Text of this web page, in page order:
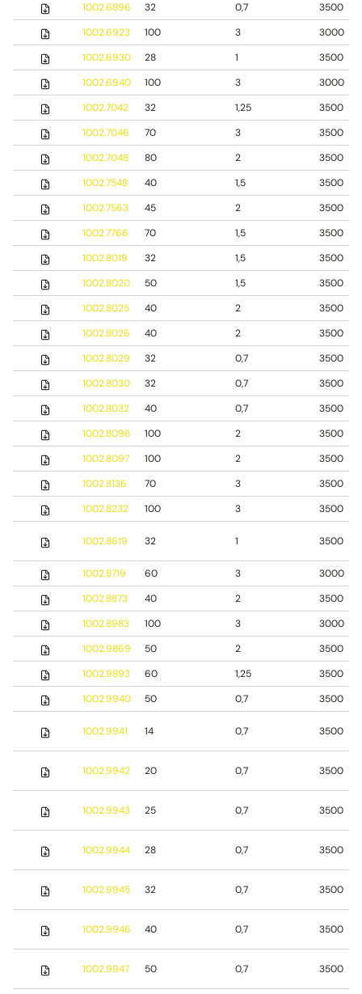
1002.6896
32 0,7
3500
1002.6923
100 3
3000
1002.6930
28 1
3500
1002.6940
100 3
3000
1002.7042
32 1,25
3500
1002.7046
70 3
3500
1002.7048
80 2
3500
1002.7548
40 1,5
3500
1002.7563
45 2
3500
1002.7766
70 1,5
3500
1002.8019
32 1,5
3500
1002.8020
50 1,5
3500
1002.8025
40 2
3500
1002.8026
40 2
3500
1002.8029
32 0,7
3500
1002.8030
32 0,7
3500
1002.8032
40 0,7
3500
1002.8096
100 2
3500
1002.8097
100 2
3500
1002.8136
70 3
3500
1002.8232
100 3 3500
1002.8619 32 1 3500
1002.8719 60 3
3000
1002.8873
40 2
3500
1002.8983
100 3
3000
1002.9869
50 2
3500
1002.9893
60 1,25
3500
1002.9940
50 0,7 3500
1002.9941 14 0,7 3500
1002.9942 20 0,7 3500
1002.9943 25 0,7 3500
1002.9944 28 0,7 3500
1002.9945 32 0,7 3500
1002.9946 40 0,7 3500
1002.9947 50 0,7 3500